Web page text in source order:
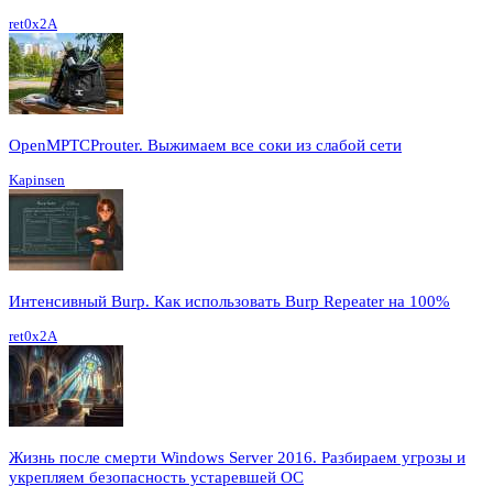
ret0x2A
OpenMPTCProuter. Выжимаем все соки из слабой сети
Kapinsen
Интенсивный Burp. Как использовать Burp Repeater на 100%
ret0x2A
Жизнь после смерти Windows Server 2016. Разбираем угрозы и
укрепляем безопасность устаревшей ОС